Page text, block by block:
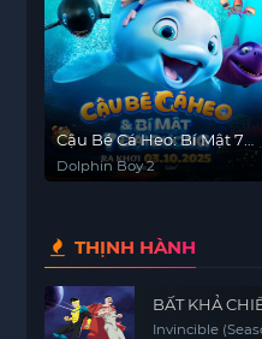
Cậu Bé Cá Heo: Bí Mật 7
Đại Dương
Dolphin Boy 2
THỊNH HÀNH
BẤT KHẢ
Invincible